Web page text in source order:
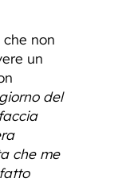
non
un
del
che me